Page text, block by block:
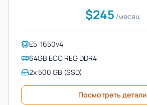
$245 /месяц
E5-1650v4
64GB ECC REG DDR4
2x 500 GB (SSD)
Посмотреть детали